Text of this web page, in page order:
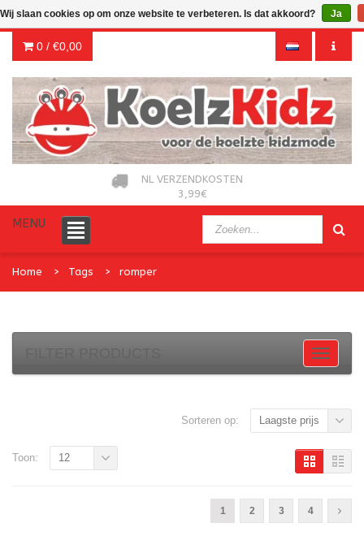
0 / €0,00
NL VERZENDKOSTEN
3,99€
MENU
Home Tags romper
Sorteren op: Laagste prijs
1 2 3 4
Toon: 12
Wij slaan cookies op om onze website te verbeteren. Is dat akkoord? Ja